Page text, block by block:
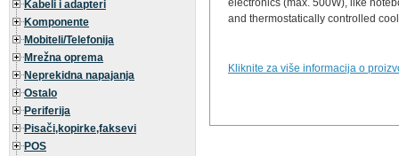
Kabeli i adapteri
Komponente
Mobiteli/Telefonija
Mrežna oprema
Neprekidna napajanja
Ostalo
Periferija
Pisači,kopirke,faksevi
POS
electronics (max. 500W), like
and thermostatically controlled
Kliknite za više informacija o